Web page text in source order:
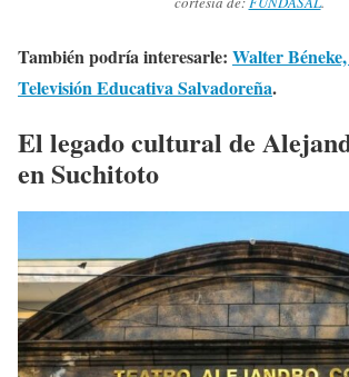
También podría interesarle: Walter
Televisión Educativa Salvadoreña.
El legado cultural de
en Suchitoto